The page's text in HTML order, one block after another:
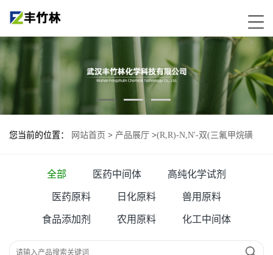
您当前的位置： 网站首页 > 产品展厅 >(R,R)-N,N'-双(三氟甲烷磺
全部 医药中间体 高纯化学试剂
医药原料 日化原料 兽用原料
食品添加剂 农用原料 化工中间体